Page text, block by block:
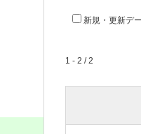
新規・更新デ
1 - 2 / 2